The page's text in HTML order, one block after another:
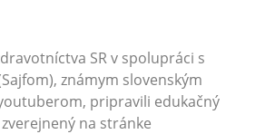
SR v spolupráci s
známym slovenským
pripravili edukačný
na stránke